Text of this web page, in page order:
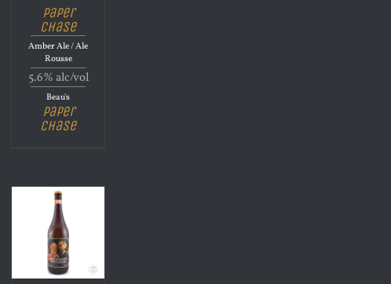
Paper
Chase
Amber Ale / Ale
Rousse
5.6% alc/vol
Beau's
Paper
Chase